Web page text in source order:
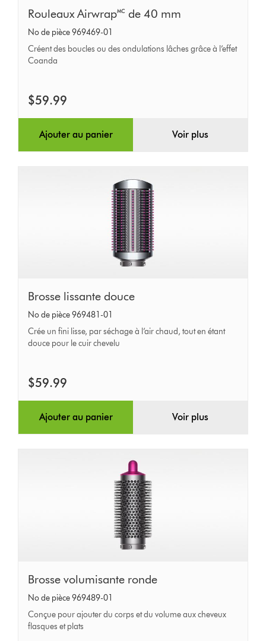
Rouleaux
Airwrap🅪
de
40
Rouleaux Airwrap🅪 de 40 mm
No de pièce 969469-01
Créent des boucles ou des ondulations lâches grâce à l’effet
Coanda
$59.99
Ajouter au panier Voir plus
Brosse
lissante
douce
Brosse lissante douce
No de pièce 969481-01
Crée un fini lisse, par séchage à l’air chaud, tout en étant
douce pour le cuir chevelu
$59.99
Ajouter au panier Voir plus
Brosse
volumisante
ronde
Brosse volumisante ronde
No de pièce 969489-01
Conçue pour ajouter du corps et du volume aux cheveux
flasques et plats